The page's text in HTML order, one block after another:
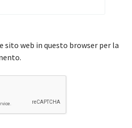
sito web in questo browser per la